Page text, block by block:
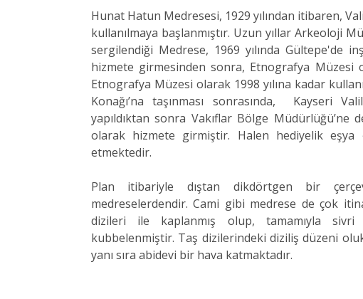
Hunat Hatun Medresesi, 1929 yılından itibaren,
kullanılmaya başlanmıştır. Uzun yıllar Arkeoloji
sergilendiği Medrese, 1969 yılında Gültepe'de
hizmete girmesinden sonra, Etnografya Müzesi
Etnografya Müzesi olarak 1998 yılına kadar
Konağı’na taşınması sonrasında, Kayseri
yapıldıktan sonra Vakıflar Bölge Müdürlüğü’ne
olarak hizmete girmiştir. Halen hediyelik eşya
etmektedir.
Plan itibariyle dıştan dikdörtgen bir
medreselerdendir. Cami gibi medrese de çok
dizileri ile kaplanmış olup, tamamıyla sivri
kubbelenmiştir. Taş dizilerindeki diziliş düzeni
yanı sıra abidevi bir hava katmaktadır.